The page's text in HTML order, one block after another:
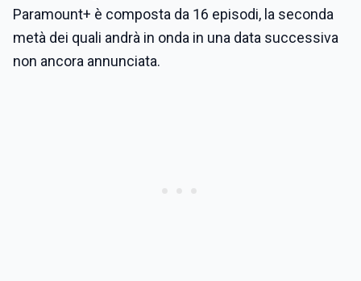
Paramount+ è composta da 16 episodi, la seconda
metà dei quali andrà in onda in una data successiva
non ancora annunciata.